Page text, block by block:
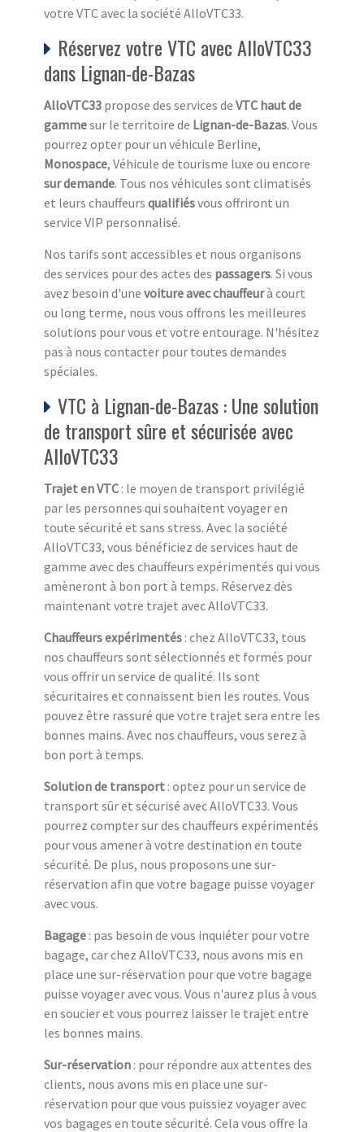
votre VTC avec la société AlloVTC33.
Réservez votre VTC avec AlloVTC33
dans Lignan-de-Bazas
AlloVTC33 propose des services de VTC haut de
gammesur le territoire de Lignan-de-Bazas. Vous
pourrez opter pour un véhicule Berline,
Monospace, Véhicule de tourisme luxe ou encore
sur demande. Tous nos véhicules sont climatisés
et leurs chauffeurs qualifiésvous offriront un
service VIP personnalisé.
Nos tarifs sont accessibles et nous organisons
des services pour des actes des passagers. Si vous
avez besoin d'une voiture avec chauffeurà court
ou long terme, nous vous offrons les meilleures
solutions pour vous et votre entourage. N'hésitez
pas à nous contacter pour toutes demandes
spéciales.
VTC à Lignan-de-Bazas : Une solution
de transport sûre et sécurisée avec
AlloVTC33
Trajet en VTC : le moyen de transport privilégié
par les personnes qui souhaitent voyager en
toute sécurité et sans stress. Avec la société
AlloVTC33, vous bénéficiez de services haut de
gamme avec des chauffeurs expérimentés qui vous
amèneront à bon port à temps. Réservez dès
maintenant votre trajet avec AlloVTC33.
Chauffeurs expérimentés : chez AlloVTC33, tous
nos chauffeurs sont sélectionnés et formés pour
vous offrir un service de qualité. Ils sont
sécuritaires et connaissent bien les routes. Vous
pouvez être rassuré que votre trajet sera entre les
bonnes mains. Avec nos chauffeurs, vous serez à
bon port à temps.
Solution de transport : optez pour un service de
transport sûr et sécurisé avec AlloVTC33. Vous
pourrez compter sur des chauffeurs expérimentés
pour vous amener à votre destination en toute
sécurité. De plus, nous proposons une sur-
réservation afin que votre bagage puisse voyager
avec vous.
Bagage : pas besoin de vous inquiéter pour votre
bagage, car chez AlloVTC33, nous avons mis en
place une sur-réservation pour que votre bagage
puisse voyager avec vous. Vous n'aurez plus à vous
en soucier et vous pourrez laisser le trajet entre
les bonnes mains.
Sur-réservation : pour répondre aux attentes des
clients, nous avons mis en place une sur-
réservation pour que vous puissiez voyager avec
vos bagages en toute sécurité. Cela vous offre la